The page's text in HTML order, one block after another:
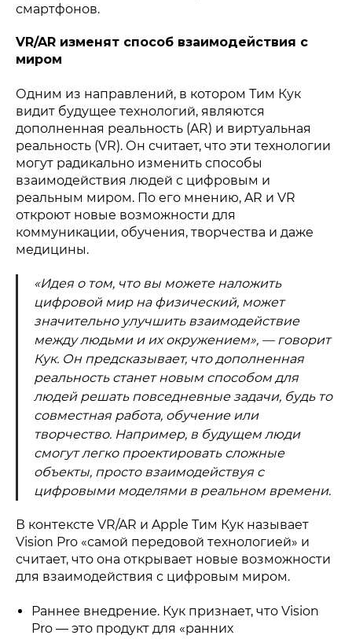
смартфонов.
VR/AR изменят способ взаимодействия с
миром
Одним из направлений, в котором Тим Кук
видит будущее технологий, являются
дополненная реальность (AR) и виртуальная
реальность (VR). Он считает, что эти технологии
могут радикально изменить способы
взаимодействия людей с цифровым и
реальным миром. По его мнению, AR и VR
откроют новые возможности для
коммуникации, обучения, творчества и даже
медицины.
«Идея о том, что вы можете наложить
цифровой мир на физический, может
значительно улучшить взаимодействие
между людьми и их окружением», — говорит
Кук. Он предсказывает, что дополненная
реальность станет новым способом для
людей решать повседневные задачи, будь то
совместная работа, обучение или
творчество. Например, в будущем люди
смогут легко проектировать сложные
объекты, просто взаимодействуя с
цифровыми моделями в реальном времени.
В контексте VR/AR и Apple Тим Кук называет
Vision Pro «самой передовой технологией» и
считает, что она открывает новые возможности
для взаимодействия с цифровым миром.
Раннее внедрение. Кук признает, что Vision
Pro — это продукт для «ранних